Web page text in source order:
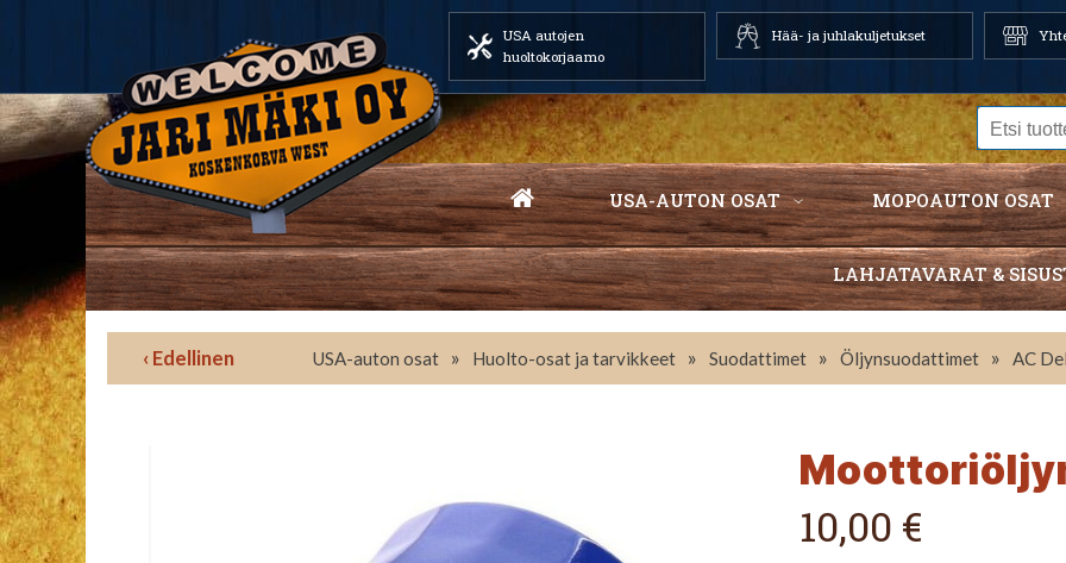
USA autojen
huoltokorjaamo
Hää- ja juhlakuljetukset
USA-AUTON OSAT MOPOAUTON OSAT
LAHJATAVARAT &
‹ Edellinen USA-auton osat » Huolto-osat ja tarvikkeet » Suodattimet » Öljynsuodattimet » AC
10,00 €